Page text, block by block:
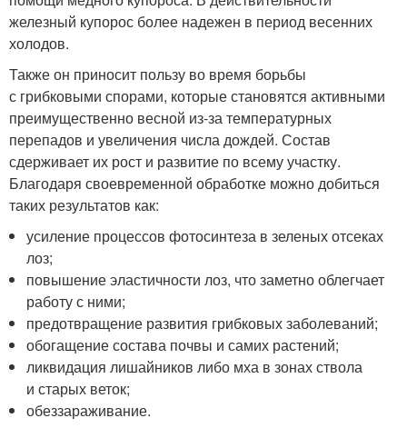
железный купорос более надежен в период весенних
холодов.
Также он приносит пользу во время борьбы
с грибковыми спорами, которые становятся активными
преимущественно весной из-за температурных
перепадов и увеличения числа дождей. Состав
сдерживает их рост и развитие по всему участку.
Благодаря своевременной обработке можно добиться
таких результатов как:
усиление процессов фотосинтеза в зеленых отсеках
лоз;
повышение эластичности лоз, что заметно облегчает
работу с ними;
предотвращение развития грибковых заболеваний;
обогащение состава почвы и самих растений;
ликвидация лишайников либо мха в зонах ствола
и старых веток;
обеззараживание.